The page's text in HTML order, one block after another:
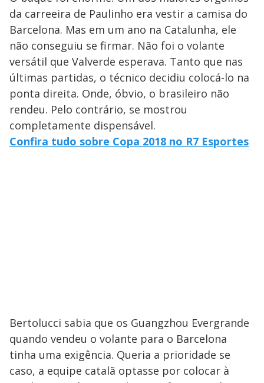
da carreeira de Paulinho era vestir a camisa do
Barcelona. Mas em um ano na Catalunha, ele
não conseguiu se firmar. Não foi o volante
versátil que Valverde esperava. Tanto que nas
últimas partidas, o técnico decidiu colocá-lo na
ponta direita. Onde, óbvio, o brasileiro não
rendeu. Pelo contrário, se mostrou
completamente dispensável.
Confira tudo sobre Copa 2018 no R7 Esportes
Bertolucci sabia que os Guangzhou Evergrande
quando vendeu o volante para o Barcelona
tinha uma exigência. Queria a prioridade se
caso, a equipe catalã optasse por colocar à